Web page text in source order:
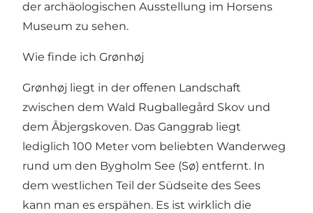
der archäologischen Ausstellung im Horsens
Museum zu sehen.
Wie finde ich Grønhøj
Grønhøj liegt in der offenen Landschaft
zwischen dem Wald Rugballegård Skov und
dem Åbjergskoven. Das Ganggrab liegt
lediglich 100 Meter vom beliebten Wanderweg
rund um den Bygholm See (Sø) entfernt. In
dem westlichen Teil der Südseite des Sees
kann man es erspähen. Es ist wirklich die